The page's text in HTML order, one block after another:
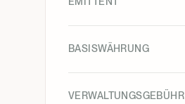
BASISWÄHRUNG
VERWALTUNGSGEBÜHR